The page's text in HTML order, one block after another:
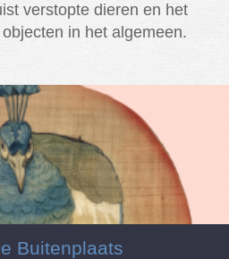
verstopte dieren en het
in het algemeen.
Buitenplaats